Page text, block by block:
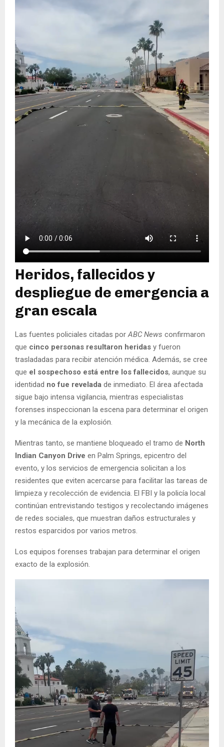
Heridos, fallecidos y
despliegue de emergencia a
gran escala
Las fuentes policiales citadas porABC News confirmaron
que cinco personas resultaron heridas y fueron
trasladadas para recibir atención médica. Además, se cree
que el sospechoso está entre los fallecidos, aunque su
identidad no fue revelada de inmediato. El área afectada
sigue bajo intensa vigilancia, mientras especialistas
forenses inspeccionan la escena para determinar el origen
y la mecánica de la explosión.
Mientras tanto, se mantiene bloqueado el tramo de North
Indian Canyon Drive en Palm Springs, epicentro del
evento, y los servicios de emergencia solicitan a los
residentes que eviten acercarse para facilitar las tareas de
limpieza y recolección de evidencia. El FBI y la policía local
continúan entrevistando testigos y recolectando imágenes
de redes sociales, que muestran daños estructurales y
restos esparcidos por varios metros.
Los equipos forenses trabajan para determinar el origen
exacto de la explosión.